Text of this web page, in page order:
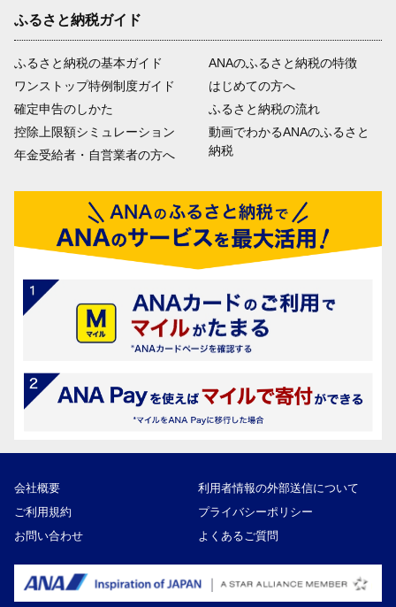
ふるさと納税ガイド
ふるさと納税の基本ガイド
ワンストップ特例制度ガイド
確定申告のしかた
控除上限額シミュレーション
年金受給者・自営業者の方へ
ANAのふるさと納税の特徴
はじめての方へ
ふるさと納税の流れ
動画でわかるANAのふるさと
納税
会社概要
利用者情報の外部送信について
ご利用規約
プライバシーポリシー
お問い合わせ
よくあるご質問